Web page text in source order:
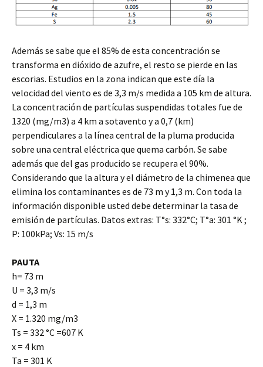
Además se sabe que el 85% de esta concentración se
transforma en dióxido de azufre, el resto se pierde en las
escorias. Estudios en la zona indican que este día la
velocidad del viento es de 3,3 m/s medida a 105 km de altura.
La concentración de partículas suspendidas totales fue de
1320 (mg/m3) a 4 km a sotavento y a 0,7 (km)
perpendiculares a la línea central de la pluma producida
sobre una central eléctrica que quema carbón. Se sabe
además que del gas producido se recupera el 90%.
Considerando que la altura y el diámetro de la chimenea que
elimina los contaminantes es de 73 m y 1,3 m. Con toda la
información disponible usted debe determinar la tasa de
emisión de partículas. Datos extras: T°s: 332°C; T°a: 301 °K ;
P: 100kPa; Vs: 15 m/s
PAUTA
h= 73 m
U = 3,3 m/s
d = 1,3 m
X = 1.320 mg/m3
Ts = 332 °C =607 K
x = 4 km
Ta = 301 K